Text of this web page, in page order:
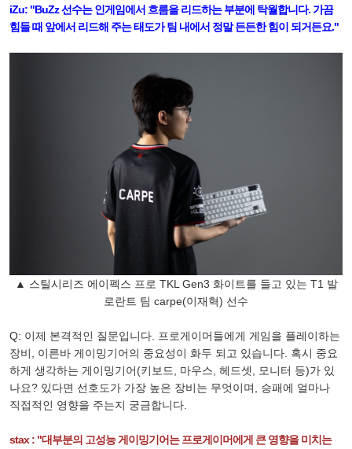
iZu: "BuZz 선수는 인게임에서 흐름을 리드하는 부분에 탁월합니다. 가끔
힘들 때 앞에서 리드해 주는 태도가 팀 내에서 정말 든든한 힘이 되거든요."
▲ 스틸시리즈 에이펙스 프로 TKL Gen3 화이트를 들고 있는 T1 발
로란트 팀 carpe(이재혁) 선수
Q: 이제 본격적인 질문입니다. 프로게이머들에게 게임을 플레이하는
장비, 이른바 게이밍기어의 중요성이 화두 되고 있습니다. 혹시 중요
하게 생각하는 게이밍기어(키보드, 마우스, 헤드셋, 모니터 등)가 있
나요? 있다면 선호도가 가장 높은 장비는 무엇이며, 승패에 얼마나
직접적인 영향을 주는지 궁금합니다.
stax : "대부분의 고성능 게이밍기어는 프로게이머에게 큰 영향을 미치는